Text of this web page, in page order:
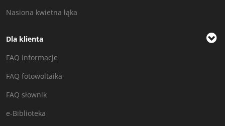
Nasiona kwietna łąka
Dla klienta
FAQ informacje
FAQ fotowoltaika
FAQ słownik
e-Biblioteka